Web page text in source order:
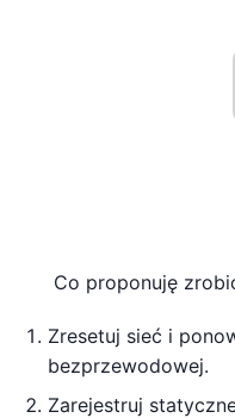
Co proponuję
Zresetuj sieć i
bezprzewodowej.
Zarejestruj